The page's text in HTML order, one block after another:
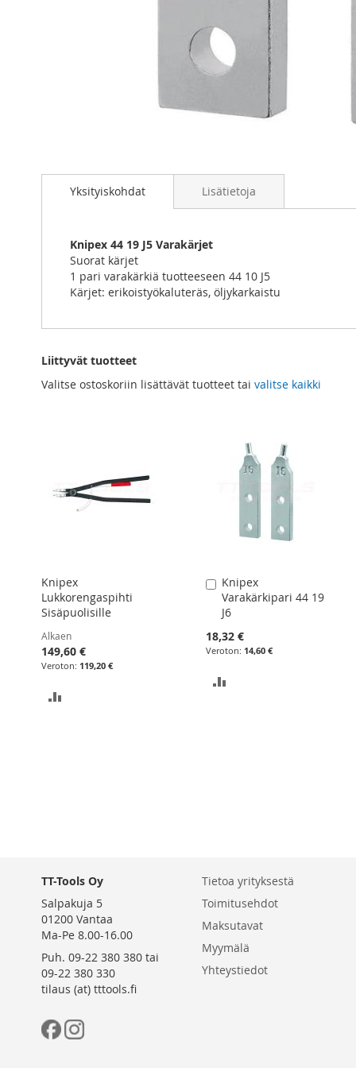
to
images
gallery
Yksityiskohdat
Knipex 44 19 J5 Varakärjet
Suorat kärjet
1 pari varakärkiä tuotteeseen 44 10 J5
Kärjet: erikoistyökaluteräs, öljykarkaistu
Lisätietoja
Liittyvät tuotteet
Valitse ostoskoriin lisättävät tuotteet tai valitse kaikki
Knipex
Lukkorengaspihti
Sisäpuolisille
Alkaen
149,60 €
119,20 €
Knipex
Varakärkipari 44 19
J6
18,32 €
14,60 €
Lisää
ostoskoriin
TT-Tools Oy
Salpakuja 5
01200 Vantaa
Ma-Pe 8.00-16.00
Puh. 09-22 380 380 tai
09-22 380 330
tilaus (at) tttools.fi
Tietoa yrityksestä
Toimitusehdot
Maksutavat
Myymälä
Yhteystiedot